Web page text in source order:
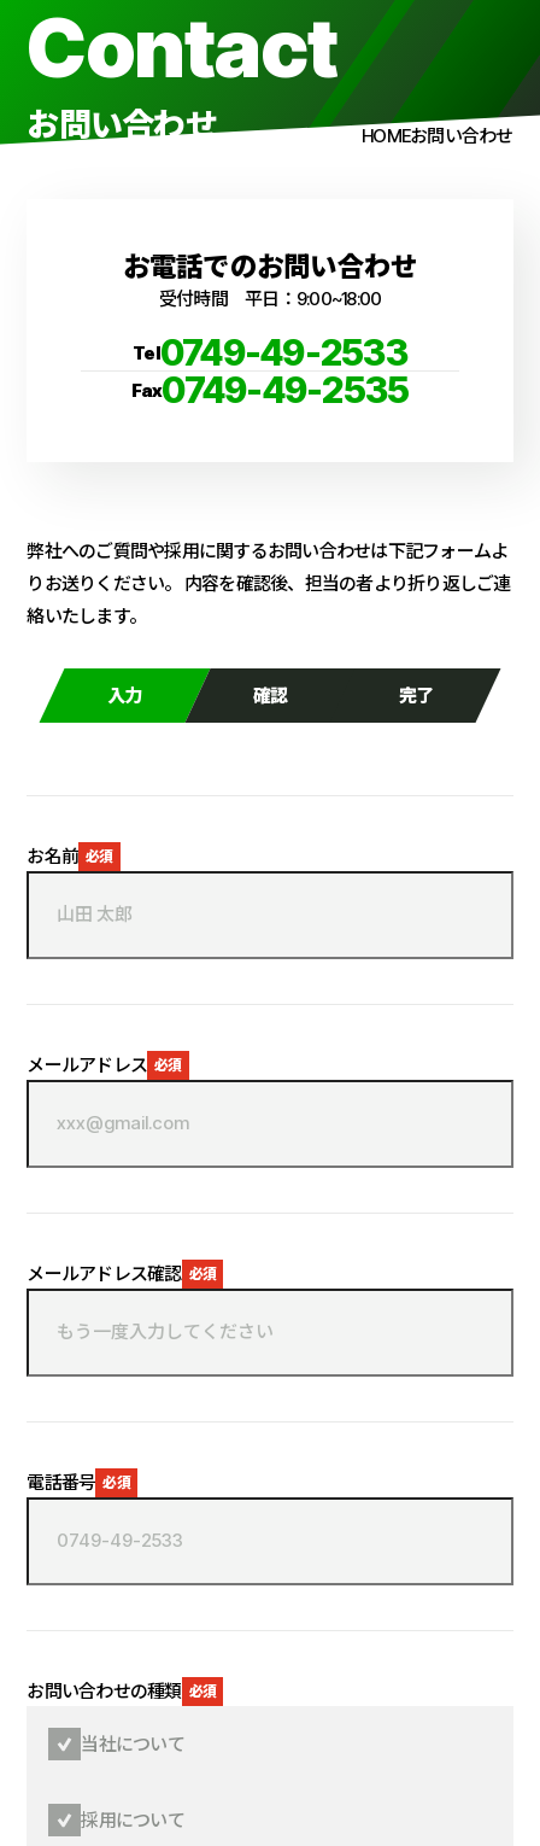
Menu
Contact
お問い合わせ HOMEお問い合わせ
お電話でのお問い合わせ
受付時間 平日：9:00~18:00
Tel0749-49-2533
Fax0749-49-2535
弊社へのご質問や採用に関するお問い合わせは下記フォームよ
りお送りください。
内容を確認後、担当の者より折り返しご連
絡いたします。
入力 確認 完了
お名前
メールアドレス
メールアドレス確認
電話番号
お問い合わせの種類
当社について
採用について